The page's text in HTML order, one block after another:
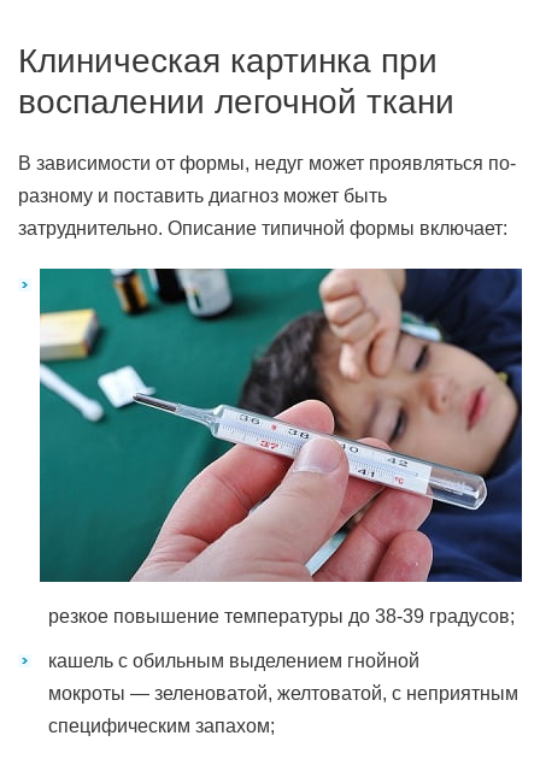
Клиническая картинка при
воспалении легочной ткани
В зависимости от формы, недуг может проявляться по-
разному и поставить диагноз может быть
затруднительно. Описание типичной формы включает:
резкое повышение температуры до 38-39 градусов;
кашель с обильным выделением гнойной
мокроты — зеленоватой, желтоватой, с неприятным
специфическим запахом;